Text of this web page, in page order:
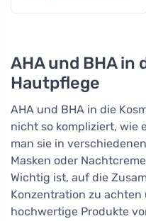
AHA und BHA in
Hautpflege
AHA und BHA in die
nicht so kompliziert, wie
man sie in
Masken oder
Wichtig ist, auf die
Konzentration zu
hochwertige Produkte